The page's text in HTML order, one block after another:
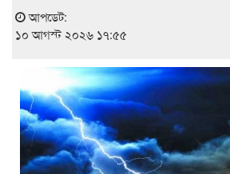
আপডেট:
১০ আগস্ট ২০২৬ ১৭:৫৫